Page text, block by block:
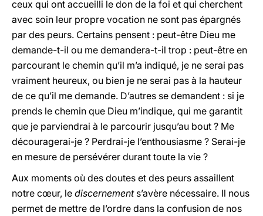
ceux qui ont accueilli le don de la foi et qui cherchent
avec soin leur propre vocation ne sont pas épargnés
par des peurs. Certains pensent : peut-être Dieu me
demande-t-il ou me demandera-t-il trop : peut-être en
parcourant le chemin qu’il m’a indiqué, je ne serai pas
vraiment heureux, ou bien je ne serai pas à la hauteur
de ce qu’il me demande. D’autres se demandent : si je
prends le chemin que Dieu m’indique, qui me garantit
que je parviendrai à le parcourir jusqu’au bout ? Me
découragerai-je ? Perdrai-je l’enthousiasme ? Serai-je
en mesure de persévérer durant toute la vie ?
Aux moments où des doutes et des peurs assaillent
notre cœur, le discernements’avère nécessaire. Il nous
permet de mettre de l’ordre dans la confusion de nos